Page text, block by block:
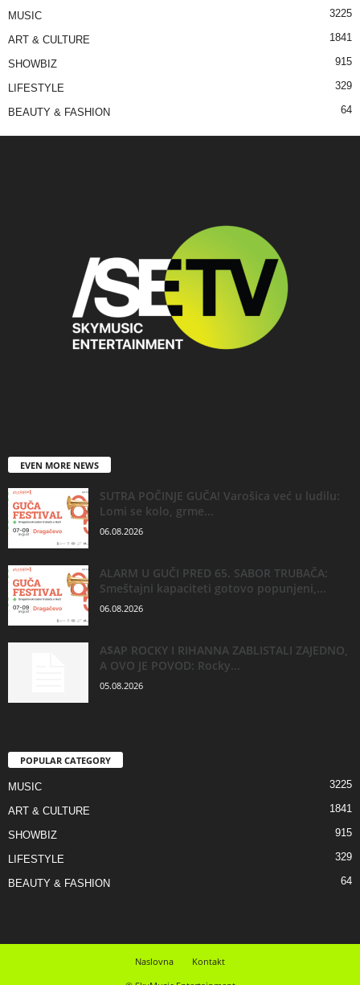
MUSIC 3225
ART & CULTURE 1841
SHOWBIZ 915
LIFESTYLE 329
BEAUTY & FASHION 64
EVEN MORE NEWS
SUTRA POČINJE GUČA! Varošica već u ludilu:
Lomi se kolo, grme...
06.08.2026
ALARM U GUČI PRED 65. SABOR TRUBAČA:
Smeštajni kapaciteti gotovo popunjeni,...
06.08.2026
A$AP ROCKY I RIHANNA ZABLISTALI ZAJEDNO,
A OVO JE POVOD: Rocky...
05.08.2026
POPULAR CATEGORY
MUSIC 3225
ART & CULTURE 1841
SHOWBIZ 915
LIFESTYLE 329
BEAUTY & FASHION 64
Naslovna
Kontakt